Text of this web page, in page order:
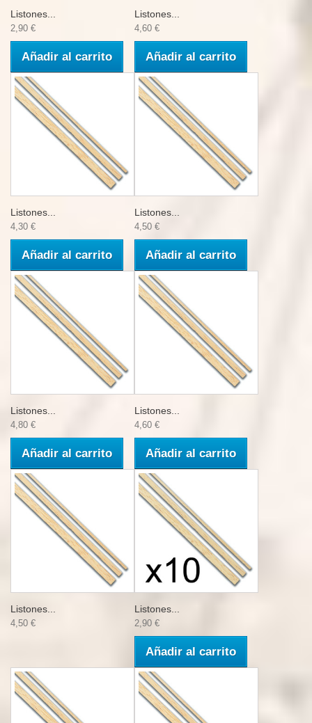
Listones...
2,90 €
Añadir al carrito
Listones...
4,60 €
Añadir al carrito
Listones...
4,30 €
Añadir al carrito
Listones...
4,50 €
Añadir al carrito
Listones...
4,80 €
Añadir al carrito
Listones...
4,60 €
Añadir al carrito
Listones...
4,50 €
Listones...
2,90 €
Añadir al carrito